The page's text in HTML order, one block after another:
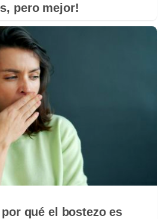
pero mejor!
qué el bostezo es